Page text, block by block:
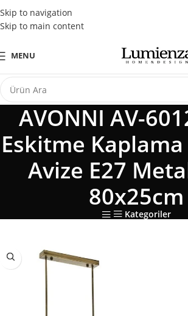
Skip to navigation
Skip to main content
Tüm Kredi Kartlarına Peşin Fiyatına
MENU
AVONNI AV-
Eskitme
Avize E27
80x25cm
Kategoriler